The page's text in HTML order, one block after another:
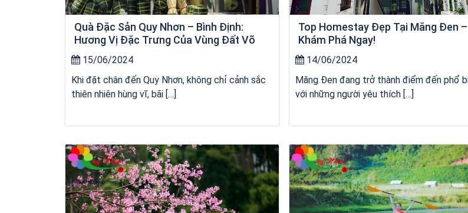
Quà Đặc Sản Quy Nhơn – Bình Định:
Hương Vị Đặc Trưng Của Vùng Đất Võ
15/06/2024
Khi đặt chân đến Quy Nhơn, không chỉ cảnh sắc
thiên nhiên hùng vĩ, bãi […]
Top Homestay Đẹp Tại Măng Đen –
Khám Phá Ngay!
14/06/2024
Măng Đen đang trở thành điểm đến phổ
với những người yêu thích […]
Tour Đảo Lý Sơn Tour Đảo Lý Sơn